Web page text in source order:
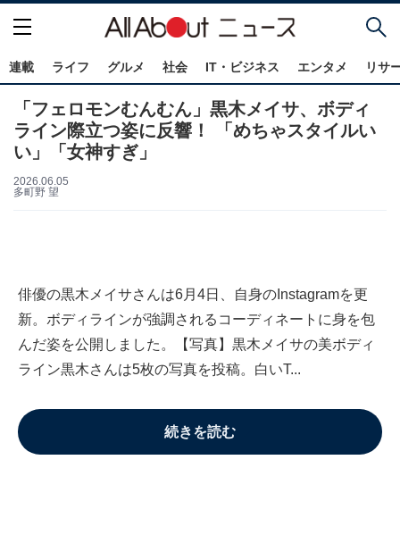
連載 ライフ グルメ 社会 IT・ビジネス エンタメ リサ
「フェロモンむんむん」黒木メイサ、ボディ
ライン際立つ姿に反響！ 「めちゃスタイルい
い」「女神すぎ」
2026.06.05
多町野 望
俳優の黒木メイサさんは6月4日、自身のInstagramを更
新。ボディラインが強調されるコーディネートに身を包
んだ姿を公開しました。【写真】黒木メイサの美ボディ
ライン黒木さんは5枚の写真を投稿。白いT...
続きを読む